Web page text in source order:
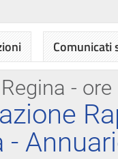
- ore
-
Comunicati